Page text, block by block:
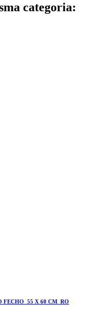
categoria:
FECHO 55 X 60 CM RO